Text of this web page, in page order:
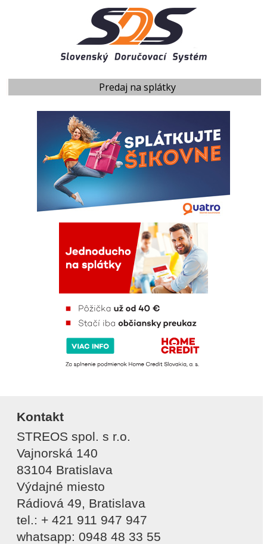
Predaj na splátky
Kontakt
STREOS spol. s r.o.
Vajnorská 140
83104 Bratislava
Výdajné miesto
Rádiová 49, Bratislava
tel.: + 421 911 947 947
whatsapp: 0948 48 33 55